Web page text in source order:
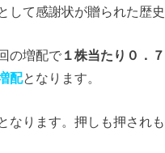
して感謝状が贈られた歴史
の増配で １株当たり０．
配となります。
なります。押しも押され